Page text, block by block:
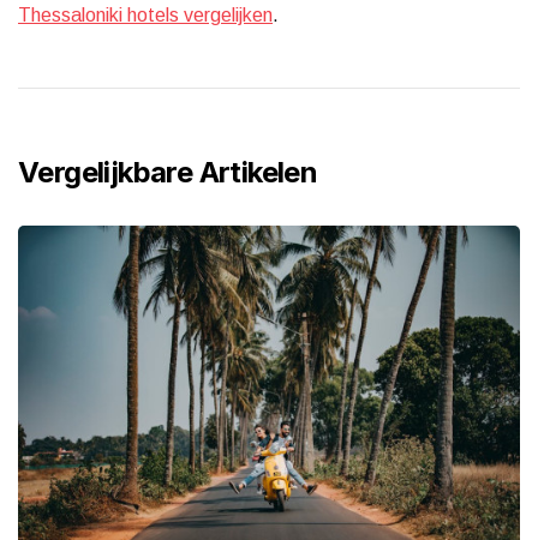
Thessaloniki hotels vergelijken.
Vergelijkbare Artikelen